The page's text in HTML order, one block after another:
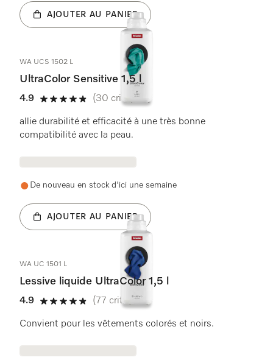
AJOUTER AU PANIER
WA UCS 1502 L
UltraColor Sensitive 1,5 l
4.9
4.9 étoiles sur 5
(30 critiques)
allie durabilité et efficacité à une très bonne
compatibilité avec la peau.
De nouveau en stock d'ici une semaine
AJOUTER AU PANIER
WA UC 1501 L
Lessive liquide UltraColor 1,5 l
4.9
4.9 étoiles sur 5
(77 critiques)
Convient pour les vêtements colorés et noirs.